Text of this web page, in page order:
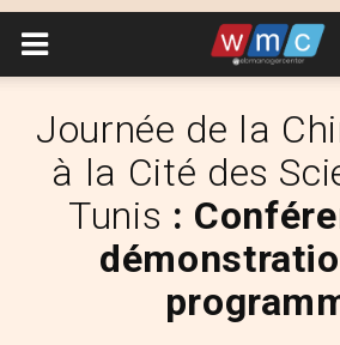
Journée de la
à la Cité des
Tunis :